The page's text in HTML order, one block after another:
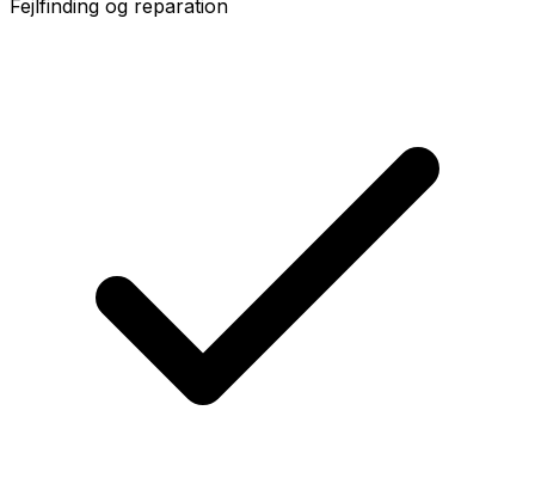
Fejlfinding og reparation